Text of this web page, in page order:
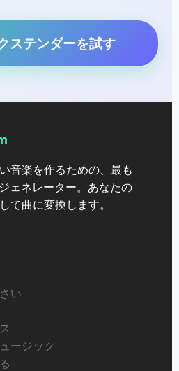
ステンダーを試す
音楽を作るための、最も
ェネレーター。あなたの
て曲に変換します。
い
ージック